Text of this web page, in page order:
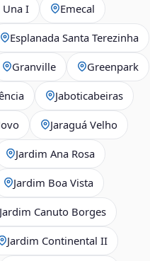
I Emecal
Esplanada Santa Terezinha
Granville Greenpark
Jaboticabeiras
Jaraguá Velho
Jardim Ana Rosa
Jardim Boa Vista
Jardim Canuto Borges
Jardim Continental II